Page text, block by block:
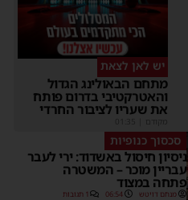
יש לאן לצאת
מתחם הבאולינג הגדול
והאטרקטיבי בדרום פותח
את שעריו לציבור החרדי
מקודם
סכסוך כנופיות
ניסיון חיסול באשדוד: ירי לעבר
עבריין מוכר – המשטרה
פתחה במצוד
מנחם דויטש 06:54 1 תגובות